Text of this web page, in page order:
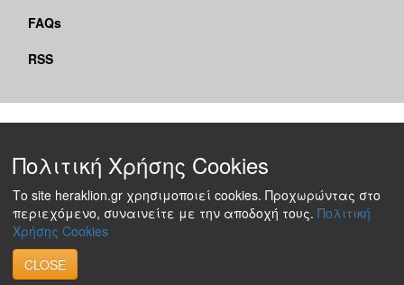
FAQs
RSS
Πολιτική Χρήσης Cookies
Το site heraklion.gr χρησιμοποιεί cookies. Προχωρώντας στο
περιεχόμενο, συναινείτε με την αποδοχή τους. Πολιτική
Χρήσης Cookies
CLOSE